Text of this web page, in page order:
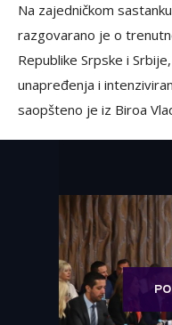
Na zajedničkom
razgovarano je o
Republike Srpske i
unapređenja i
saopšteno je iz Biroa